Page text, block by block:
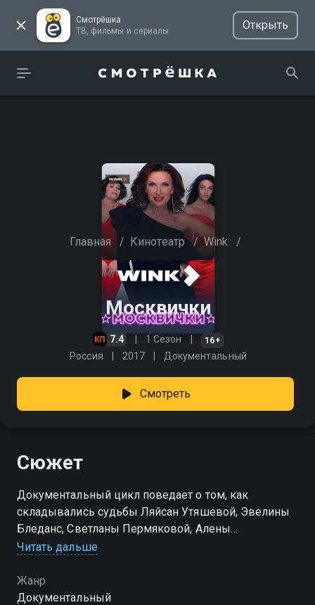
Смотрёшка
ТВ, фильмы и сериалы
Открыть
Главная / Кинотеатр / Wink /
Москвички
7.4 1 Сезон 16+
Россия 2017 Документальный
Смотреть
Сюжет
Документальный цикл поведает о том, как
складывались судьбы Ляйсан Утяшевой, Эвелины
Бледанс, Светланы Пермяковой, Алены
Водонаевой, Светланы Хоркиной, Татьяны
Гришаевой. Абсолютно откровенно и без
приукрашивания «Москвички» поделятся
Читать дальше
Жанр
Документальный